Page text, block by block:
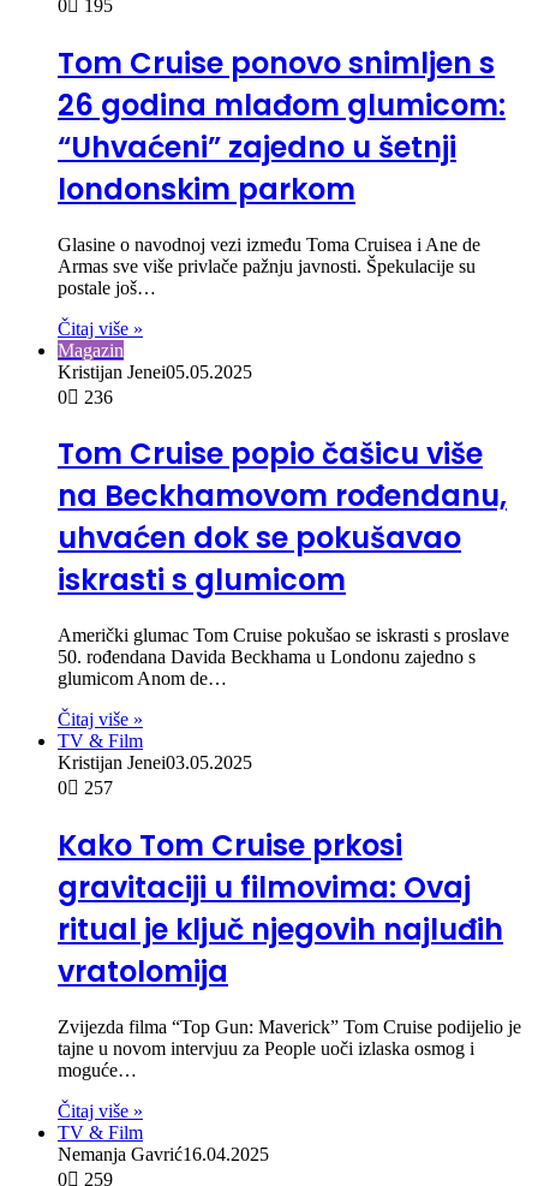
0
195
Tom Cruise ponovo snimljen s
26 godina mlađom glumicom:
“Uhvaćeni” zajedno u šetnji
londonskim parkom
Glasine o navodnoj vezi između Toma Cruisea i Ane de
Armas sve više privlače pažnju javnosti. Špekulacije su
postale još…
Čitaj više »
Magazin
Kristijan Jenei05.05.2025
0
236
Tom Cruise popio čašicu više
na Beckhamovom rođendanu,
uhvaćen dok se pokušavao
iskrasti s glumicom
Američki glumac Tom Cruise pokušao se iskrasti s proslave
50. rođendana Davida Beckhama u Londonu zajedno s
glumicom Anom de…
Čitaj više »
TV & Film
Kristijan Jenei03.05.2025
0
257
Kako Tom Cruise prkosi
gravitaciji u filmovima: Ovaj
ritual je ključ njegovih najluđih
vratolomija
Zvijezda filma “Top Gun: Maverick” Tom Cruise podijelio je
tajne u novom intervjuu za People uoči izlaska osmog i
moguće…
Čitaj više »
TV & Film
Nemanja Gavrić16.04.2025
0
259